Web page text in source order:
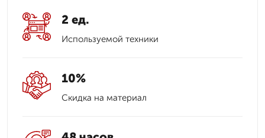
2 ед.
Используемой техники
10%
Скидка на материал